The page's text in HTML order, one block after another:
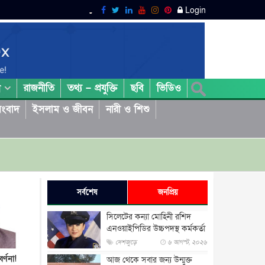
Login
রাজনীতি তথ্য – প্রযুক্তি ছবি
ভিডিও
ইসলাম ও জীবন
নারী ও শিশু
সর্বশেষ জনপ্রিয়
সিলেটের কন্যা মোহিনী রশিদ
এনওয়াইপিডির উচ্চপদস্থ কর্মকর্তা
দেশজুড়ে ৬ আগস্ট, ২০২৬
আজ থেকে সবার জন্য উন্মুক্ত